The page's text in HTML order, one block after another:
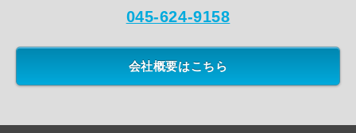
045-624-9158
会社概要はこちら